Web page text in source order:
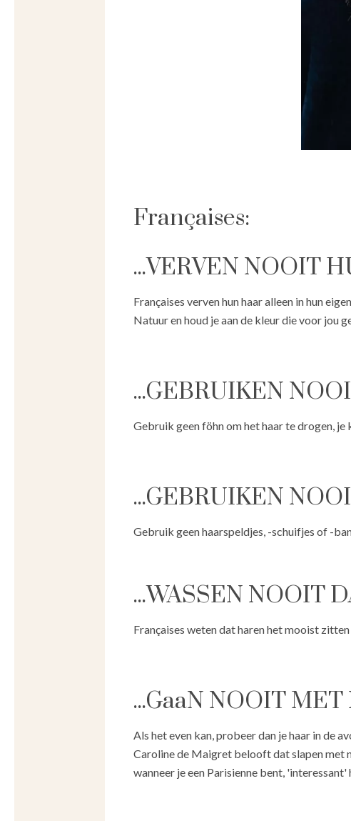
Françaises:
...VERVEN NOOIT
Françaises verven hun haar alleen in hun
Natuur en houd je aan de kleur die voor jou
...GEBRUIKEN
Gebruik geen föhn om het haar te drogen,
...GEBRUIKEN
Gebruik geen haarspeldjes, -schuifjes of -
...WASSEN NOOIT
Françaises weten dat haren het mooist
...GaaN NOOIT
Als het even kan, probeer dan je haar in de
Caroline de Maigret belooft dat slapen met
wanneer je een Parisienne bent,